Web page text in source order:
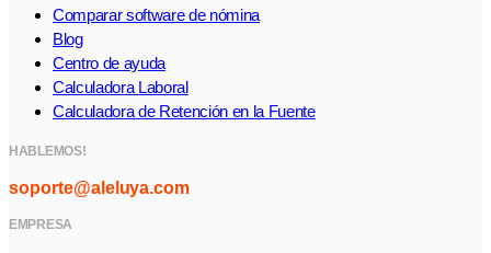
Comparar software de nómina
Blog
Centro de ayuda
Calculadora Laboral
Calculadora de Retención en la Fuente
HABLEMOS!
soporte@aleluya.com
EMPRESA